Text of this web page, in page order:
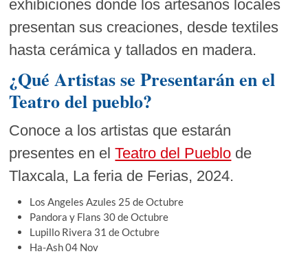
exhibiciones donde los artesanos locales
presentan sus creaciones, desde textiles
hasta cerámica y tallados en madera.
¿Qué Artistas se Presentarán en el
Teatro del pueblo?
Conoce a los artistas que estarán
presentes en elTeatro del Pueblo de
Tlaxcala, La feria de Ferias, 2024.
Los Angeles Azules 25 de Octubre
Pandora y Flans 30 de Octubre
Lupillo Rivera 31 de Octubre
Ha-Ash 04 Nov